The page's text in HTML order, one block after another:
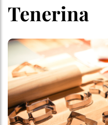
Tenerina